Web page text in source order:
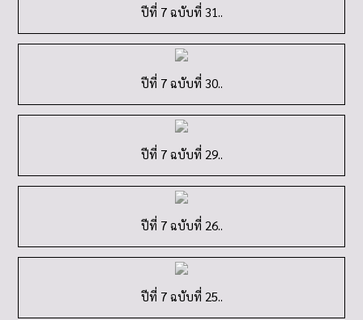
ปีที่ 7 ฉบับที่ 29..
ปีที่ 7 ฉบับที่ 26..
ปีที่ 7 ฉบับที่ 25..
ปีที่ 7 ฉบับที่ 24..